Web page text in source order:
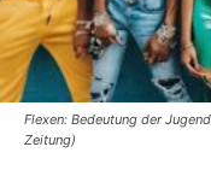
Flexen: Bedeutung der
Zeitung)